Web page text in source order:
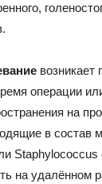
возникает
операции
на
в состав
Staphylococcus
на удалённом